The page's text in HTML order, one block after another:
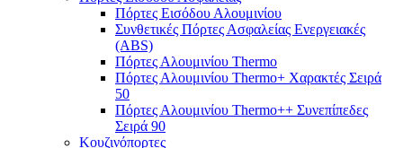
Πόρτες Eισόδου Αλουμινίου
Συνθετικές Πόρτες Ασφαλείας Ενεργειακές
(ABS)
Πόρτες Αλουμινίου Thermo
Πόρτες Αλουμινίου Thermo+ Χαρακτές Σειρά
50
Πόρτες Αλουμινίου Thermo++ Συνεπίπεδες
Σειρά 90
Κουζινόπορτες